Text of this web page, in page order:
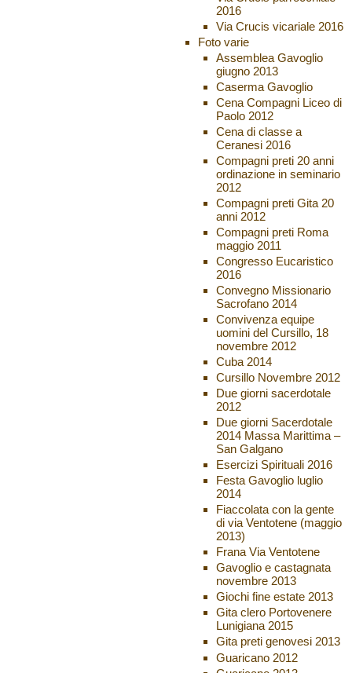
2016
Via Crucis vicariale 2016
Foto varie
Assemblea Gavoglio
giugno 2013
Caserma Gavoglio
Cena Compagni Liceo di
Paolo 2012
Cena di classe a
Ceranesi 2016
Compagni preti 20 anni
ordinazione in seminario
2012
Compagni preti Gita 20
anni 2012
Compagni preti Roma
maggio 2011
Congresso Eucaristico
2016
Convegno Missionario
Sacrofano 2014
Convivenza equipe
uomini del Cursillo, 18
novembre 2012
Cuba 2014
Cursillo Novembre 2012
Due giorni sacerdotale
2012
Due giorni Sacerdotale
2014 Massa Marittima –
San Galgano
Esercizi Spirituali 2016
Festa Gavoglio luglio
2014
Fiaccolata con la gente
di via Ventotene (maggio
2013)
Frana Via Ventotene
Gavoglio e castagnata
novembre 2013
Giochi fine estate 2013
Gita clero Portovenere
Lunigiana 2015
Gita preti genovesi 2013
Guaricano 2012